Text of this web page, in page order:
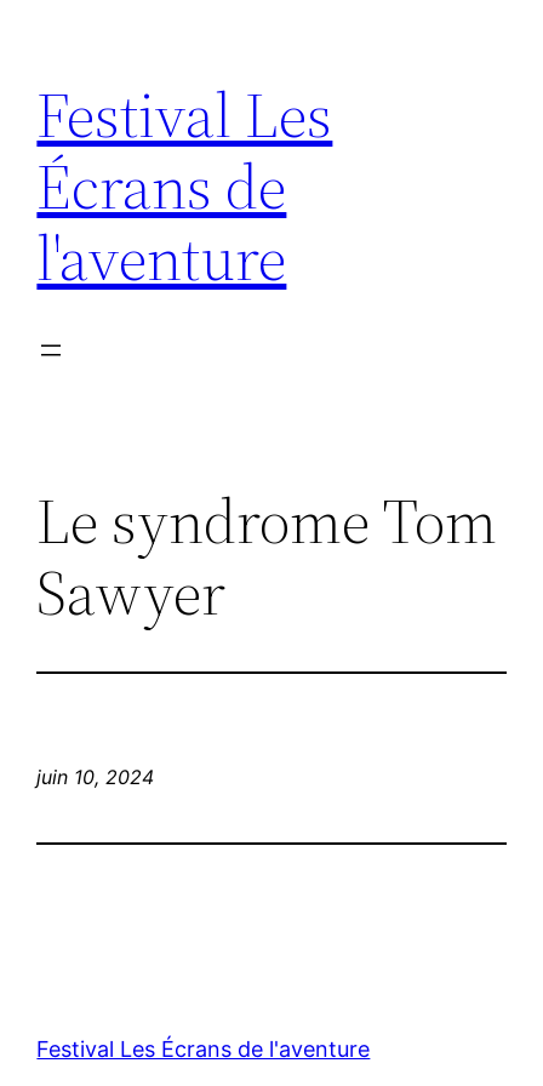
contenu
Festival Les
Écrans de
l'aventure
Le syndrome Tom
Sawyer
juin 10, 2024
Festival Les Écrans de l'aventure